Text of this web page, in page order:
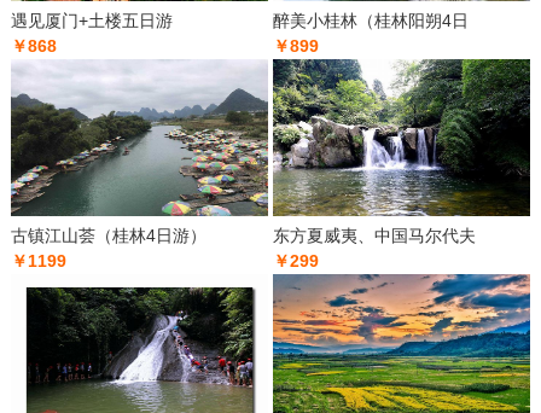
遇见厦门+土楼五日游
￥868
醉美小桂林（桂林阳朔4日
￥899
古镇江山荟（桂林4日游）
￥1199
东方夏威夷、中国马尔代夫
￥299